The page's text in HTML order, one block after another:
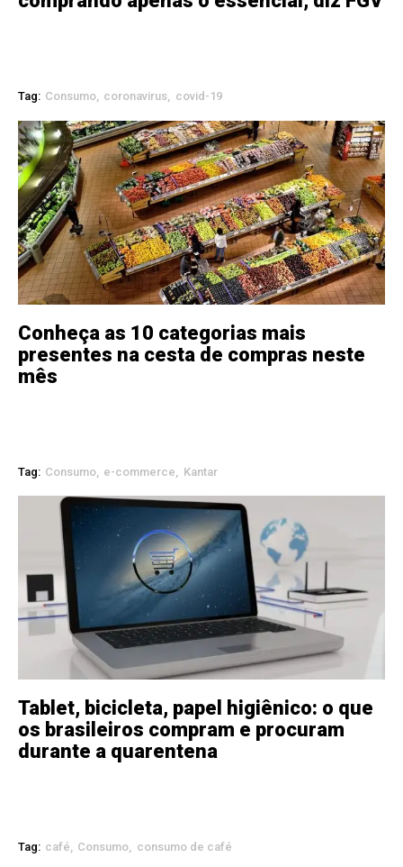
Tag: Consumo coronavirus covid-19
Conheça as 10 categorias mais
presentes na cesta de compras neste
mês
Tag: Consumo e-commerce Kantar
Tablet, bicicleta, papel higiênico: o que
os brasileiros compram e procuram
durante a quarentena
Tag: café Consumo consumo de café